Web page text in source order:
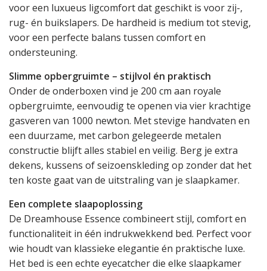
voor een luxueus ligcomfort dat geschikt is voor zij-,
rug- én buikslapers. De hardheid is medium tot stevig,
voor een perfecte balans tussen comfort en
ondersteuning.
Slimme opbergruimte – stijlvol én praktisch
Onder de onderboxen vind je 200 cm aan royale
opbergruimte, eenvoudig te openen via vier krachtige
gasveren van 1000 newton. Met stevige handvaten en
een duurzame, met carbon gelegeerde metalen
constructie blijft alles stabiel en veilig. Berg je extra
dekens, kussens of seizoenskleding op zonder dat het
ten koste gaat van de uitstraling van je slaapkamer.
Een complete slaapoplossing
De Dreamhouse Essence combineert stijl, comfort en
functionaliteit in één indrukwekkend bed. Perfect voor
wie houdt van klassieke elegantie én praktische luxe.
Het bed is een echte eyecatcher die elke slaapkamer